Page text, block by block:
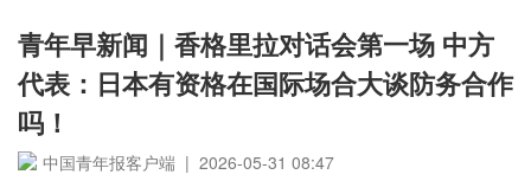
青年早新闻｜香格里拉对话会第一场 中方
代表：日本有资格在国际场合大谈防务合作
吗！
中国青年报客户端 | 2026-05-31 08:47